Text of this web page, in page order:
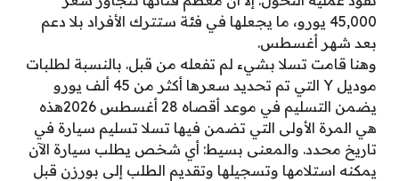
45,000 يورو، ما يجعلها في فئة ستترك الأفراد بلا دعم
بعد شهر أغسطس.
وهنا قامت تسلا بشيء لم تفعله من قبل. بالنسبة لطلبات
موديل Y التي تم تحديد سعرها أكثر من 45 ألف يورو
يضمن التسليم في موعد أقصاه 28 أغسطس 2026هذه
هي المرة الأولى التي تضمن فيها تسلا تسليم سيارة في
تاريخ محدد. والمعنى بسيط: أي شخص يطلب سيارة الآن
يمكنه استلامها وتسجيلها وتقديم الطلب إلى بورزن قبل